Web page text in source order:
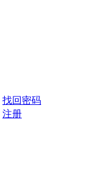
找回密码
注册